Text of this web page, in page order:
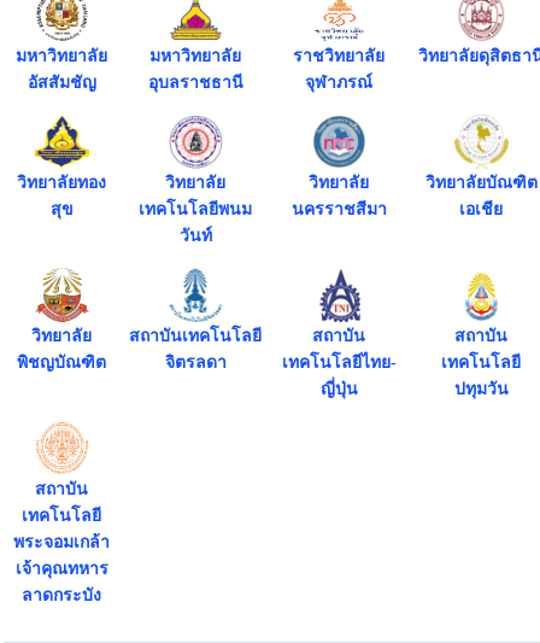
มหาวิทยาลัย
อัสสัมชัญ
มหาวิทยาลัย
อุบลราชธานี
ราชวิทยาลัย
จุฬาภรณ์
วิทยาลัยดุสิตธา
วิทยาลัยทอง
สุข
วิทยาลัย
เทคโนโลยีพนม
วันท์
วิทยาลัย
นครราชสีมา
วิทยาลัยบัณฑิต
เอเชีย
วิทยาลัย
พิชญบัณฑิต
สถาบันเทคโนโลยี
จิตรลดา
สถาบัน
เทคโนโลยีไทย-
ญี่ปุ่น
สถาบัน
เทคโนโลยี
ปทุมวัน
สถาบัน
เทคโนโลยี
พระจอมเกล้า
เจ้าคุณทหาร
ลาดกระบัง